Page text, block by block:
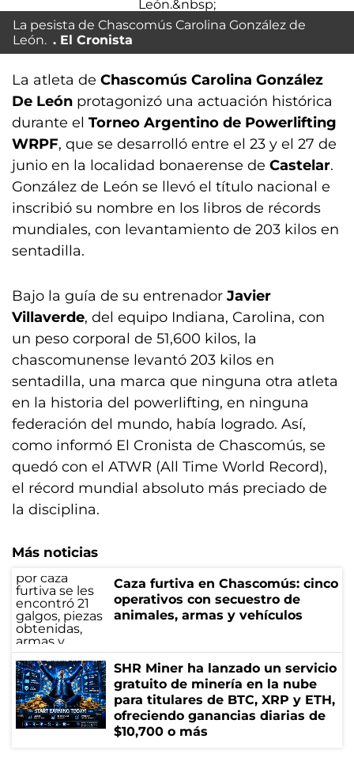
La pesista de Chascomús Carolina González de
León.
El Cronista
La atleta de Chascomús Carolina González
De León protagonizó una actuación histórica
durante el Torneo Argentino de Powerlifting
WRPF, que se desarrolló entre el 23 y el 27 de
junio en la localidad bonaerense de Castelar.
González de León se llevó el título nacional e
inscribió su nombre en los libros de récords
mundiales, con levantamiento de 203 kilos en
sentadilla.
Bajo la guía de su entrenador Javier
Villaverde, del equipo Indiana, Carolina, con
un peso corporal de 51,600 kilos, la
chascomunense levantó 203 kilos en
sentadilla, una marca que ninguna otra atleta
en la historia del powerlifting, en ninguna
federación del mundo, había logrado. Así,
como informó El Cronista de Chascomús, se
quedó con el ATWR (All Time World Record),
el récord mundial absoluto más preciado de
la disciplina.
Más noticias
Caza furtiva en Chascomús: cinco
operativos con secuestro de
animales, armas y vehículos
SHR Miner ha lanzado un servicio
gratuito de minería en la nube
para titulares de BTC, XRP y ETH,
ofreciendo ganancias diarias de
$10,700 o más